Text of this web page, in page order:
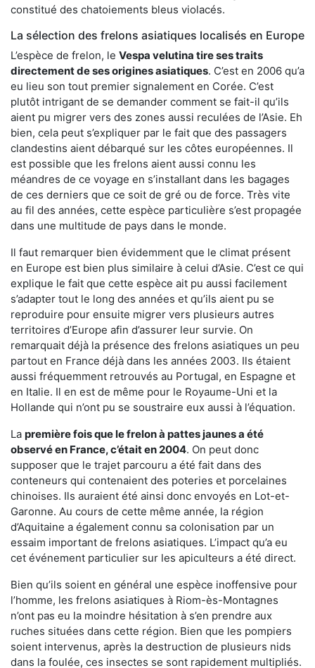
constitué des chatoiements bleus violacés.
La sélection des frelons asiatiques localisés en Europe
L’espèce de frelon, le Vespa velutina tire ses traits
directement de ses origines asiatiques. C’est en 2006 qu’a
eu lieu son tout premier signalement en Corée. C’est
plutôt intrigant de se demander comment se fait-il qu’ils
aient pu migrer vers des zones aussi reculées de l’Asie. Eh
bien, cela peut s’expliquer par le fait que des passagers
clandestins aient débarqué sur les côtes européennes. Il
est possible que les frelons aient aussi connu les
méandres de ce voyage en s’installant dans les bagages
de ces derniers que ce soit de gré ou de force. Très vite
au fil des années, cette espèce particulière s’est propagée
dans une multitude de pays dans le monde.
Il faut remarquer bien évidemment que le climat présent
en Europe est bien plus similaire à celui d’Asie. C’est ce qui
explique le fait que cette espèce ait pu aussi facilement
s’adapter tout le long des années et qu’ils aient pu se
reproduire pour ensuite migrer vers plusieurs autres
territoires d’Europe afin d’assurer leur survie. On
remarquait déjà la présence des frelons asiatiques un peu
partout en France déjà dans les années 2003. Ils étaient
aussi fréquemment retrouvés au Portugal, en Espagne et
en Italie. Il en est de même pour le Royaume-Uni et la
Hollande qui n’ont pu se soustraire eux aussi à l’équation.
La première fois que le frelon à pattes jaunes a été
observé en France, c’était en 2004. On peut donc
supposer que le trajet parcouru a été fait dans des
conteneurs qui contenaient des poteries et porcelaines
chinoises. Ils auraient été ainsi donc envoyés en Lot-et-
Garonne. Au cours de cette même année, la région
d’Aquitaine a également connu sa colonisation par un
essaim important de frelons asiatiques. L’impact qu’a eu
cet événement particulier sur les apiculteurs a été direct.
Bien qu’ils soient en général une espèce inoffensive pour
l’homme, les frelons asiatiques à Riom-ès-Montagnes
n’ont pas eu la moindre hésitation à s’en prendre aux
ruches situées dans cette région. Bien que les pompiers
soient intervenus, après la destruction de plusieurs nids
dans la foulée, ces insectes se sont rapidement multipliés.